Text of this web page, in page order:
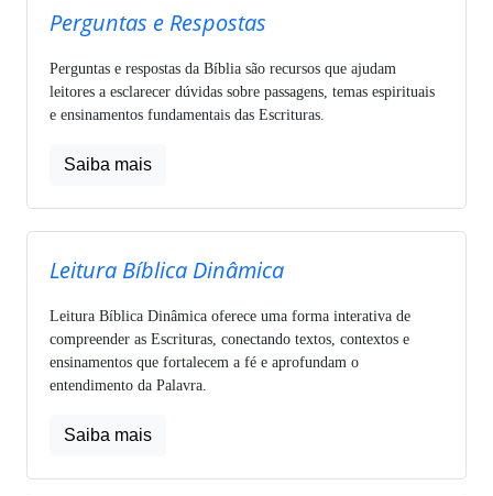
Perguntas e Respostas
Perguntas e respostas da Bíblia são recursos que ajudam
leitores a esclarecer dúvidas sobre passagens, temas espirituais
e ensinamentos fundamentais das Escrituras.
Saiba mais
Leitura Bíblica Dinâmica
Leitura Bíblica Dinâmica oferece uma forma interativa de
compreender as Escrituras, conectando textos, contextos e
ensinamentos que fortalecem a fé e aprofundam o
entendimento da Palavra.
Saiba mais